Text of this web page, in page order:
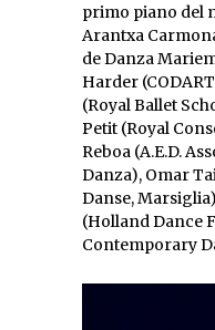
primo piano del
Arantxa
de Danza
Harder
(Royal Ballet
Petit (Royal
Reboa (A.E.D.
Danza), Omar
Danse,
(Holland Dance
Contemporary